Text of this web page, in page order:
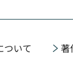
ついて 著